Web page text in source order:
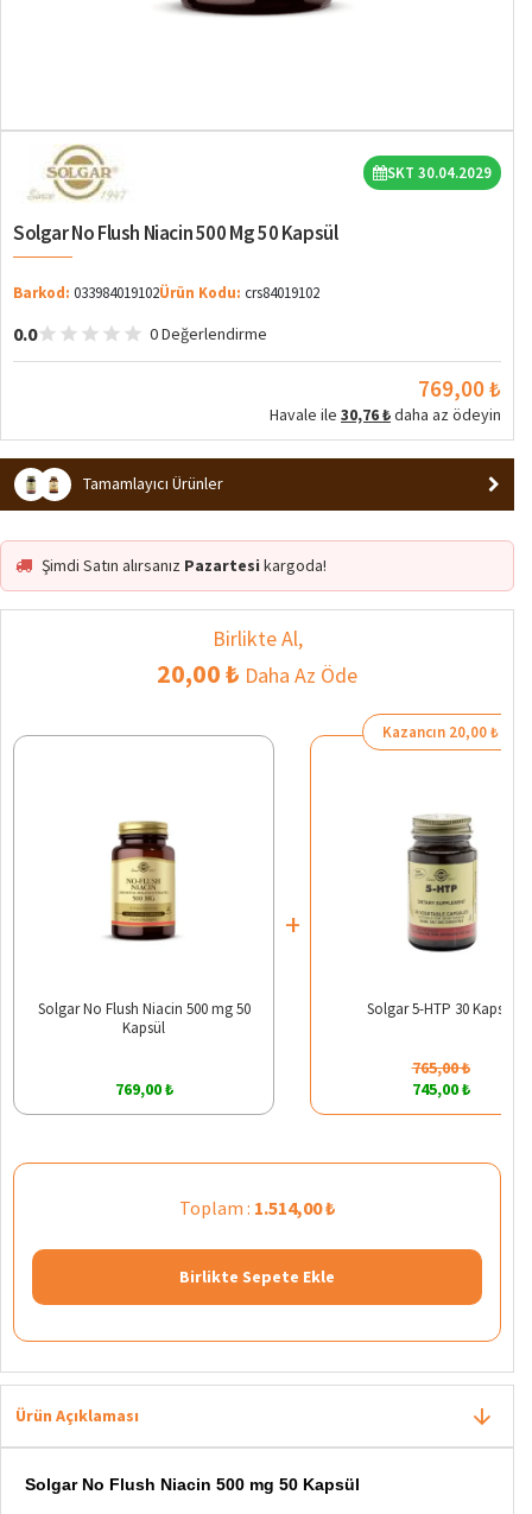
SKT 30.04.2029
Solgar No Flush Niacin 500 Mg 50 Kapsül
Barkod: 033984019102Ürün Kodu: crs84019102
0.0 0 Değerlendirme
769,00 ₺
Havale ile 30,76 ₺daha az ödeyin
Tamamlayıcı Ürünler
Şimdi Satın alırsanız Pazartesi kargoda!
Birlikte Al,
20,00 ₺ Daha Az Öde
Solgar No Flush Niacin 500 mg 50
Kapsül
769,00 ₺
+
Kazancın 20,00 ₺
Solgar 5-HTP 30 Kapsül
765,00 ₺
745,00 ₺
Toplam : 1.514,00 ₺
Birlikte Sepete Ekle
Ürün Açıklaması
Solgar No Flush Niacin 500 mg 50 Kapsül